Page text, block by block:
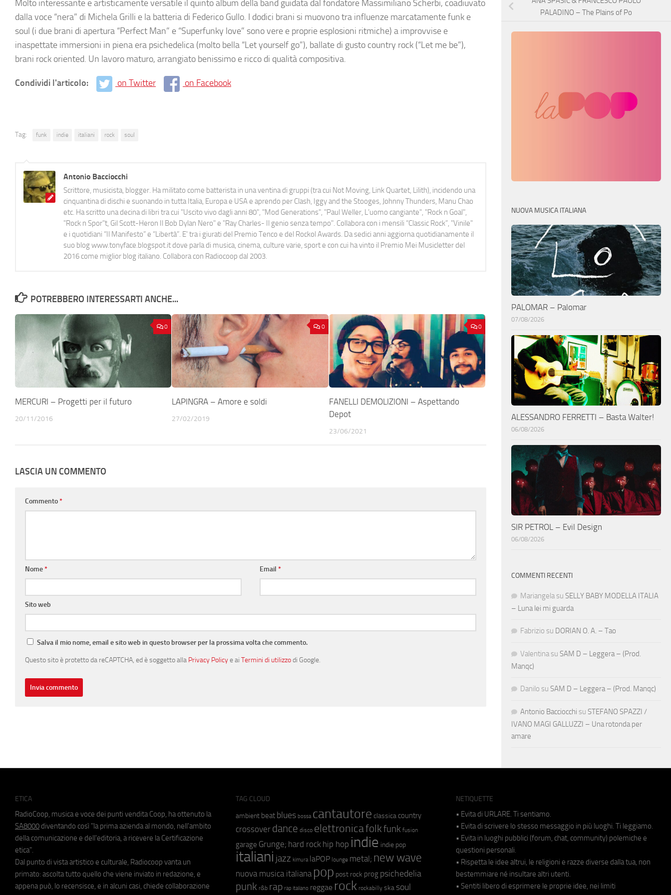
Molto interessante e artisticamente versatile il quinto album della band guidata dal fondatore Massimiliano Scherbi, coadiuvato
dalla voce “nera” di Michela Grilli e la batteria di Federico Gullo. I dodici brani si muovono tra influenze marcatamente funk e
soul (i due brani di apertura “Perfect Man” e “Superfunky love” sono vere e proprie esplosioni ritmiche) a improvvise e
inaspettate immersioni in piena era psichedelica (molto bella “Let yourself go”), ballate di gusto country rock (“Let me be”),
brani rock oriented. Un lavoro maturo, arrangiato benissimo e ricco di qualità compositiva.
Condividi l'articolo: on Twitter on Facebook
Tag: funk indie italiani rock soul
Antonio Bacciocchi
Scrittore, musicista, blogger. Ha militato come batterista in una ventina di gruppi (tra cui Not Moving, Link Quartet, Lilith), incidendo una
cinquantina di dischi e suonando in tutta Italia, Europa e USA e aprendo per Clash, Iggy and the Stooges, Johnny Thunders, Manu Chao
etc. Ha scritto una decina di libri tra cui "Uscito vivo dagli anni 80", "Mod Generations", "Paul Weller, L’uomo cangiante", "Rock n Goal",
"Rock n Spor"t, Gil Scott-Heron Il Bob Dylan Nero" e "Ray Charles- Il genio senza tempo". Collabora con i mensili “Classic Rock”, "Vinile"
e i quotidiani “Il Manifesto” e “Libertà”. E' tra i giurati del Premio Tenco e del Rockol Awards. Da sedici anni aggiorna quotidianamente il
suo blog www.tonyface.blogspot.it dove parla di musica, cinema, culture varie, sport e con cui ha vinto il Premio Mei Musicletter del
2016 come miglior blog italiano. Collabora con Radiocoop dal 2003.
POTREBBERO INTERESSARTI ANCHE...
0
MERCURI – Progetti per il futuro
20/11/2016
0
LAPINGRA – Amore e soldi
27/02/2019
0
FANELLI DEMOLIZIONI – Aspettando
Depot
23/06/2021
LASCIA UN COMMENTO
Commento*
Nome* Email*
Sito web
Salva il mio nome, email e sito web in questo browser per la prossima volta che commento.
Questo sito è protetto da reCAPTCHA, ed è soggetto alla Privacy Policye ai Termini di utilizzodi Google.
PALADINO – The Plains of Po
NUOVA MUSICA ITALIANA
PALOMAR – Palomar
07/08/2026
ALESSANDRO FERRETTI – Basta Walter!
06/08/2026
SIR PETROL – Evil Design
06/08/2026
COMMENTI RECENTI
Mariangela su SELLY BABY MODELLA ITALIA
– Luna lei mi guarda
Fabrizio su DORIAN O. A. – Tao
Valentina su SAM D – Leggera – (Prod.
Manqc)
Danilo su SAM D – Leggera – (Prod. Manqc)
Antonio Bacciocchi su STEFANO SPAZZI /
IVANO MAGI GALLUZZI – Una rotonda per
amare
ETICA
RadioCoop, musica e voce dei punti vendita Coop, ha ottenuto la
SA8000 diventando così "la prima azienda al mondo, nell'ambito
della comunicazione e dell'editoria, a ricevere la Certificazione
etica".
Dal punto di vista artistico e culturale, Radiocoop vanta un
primato: ascolta tutto quello che viene inviato in redazione, e
appena può, lo recensisce, e in alcuni casi, chiede collaborazione
TAG CLOUD
ambient beat blues bossa cantautore classica country
crossover dance disco elettronicafolkfunk fusion
garage Grunge; hard rock hip hop indie indie pop
italiani jazz kimura laPOP lounge metal; new wave
nuova musica italiana pop post rock prog psichedelia
punk r&b rap rap italiano reggae rock rockabilly ska soul
NETIQUETTE
• Evita di URLARE. Ti sentiamo.
• Evita di scrivere lo stesso messaggio in più luoghi. Ti leggiamo.
• Evita in luoghi pubblici (forum, chat, community) polemiche e
questioni personali.
• Rispetta le idee altrui, le religioni e razze diverse dalla tua, non
bestemmiare né insultare altri utenti.
• Sentiti libero di esprimere le proprie idee, nei limiti